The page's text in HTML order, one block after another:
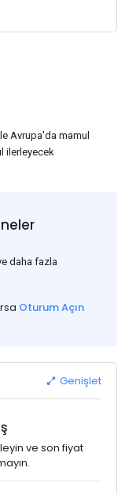
Avrupa'da mamul
ilerleyecek
daha fazla
Oturum Açın
Genişlet
ve son fiyat